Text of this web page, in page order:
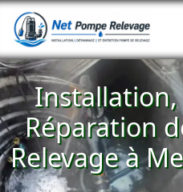
Réparation
Relevage à